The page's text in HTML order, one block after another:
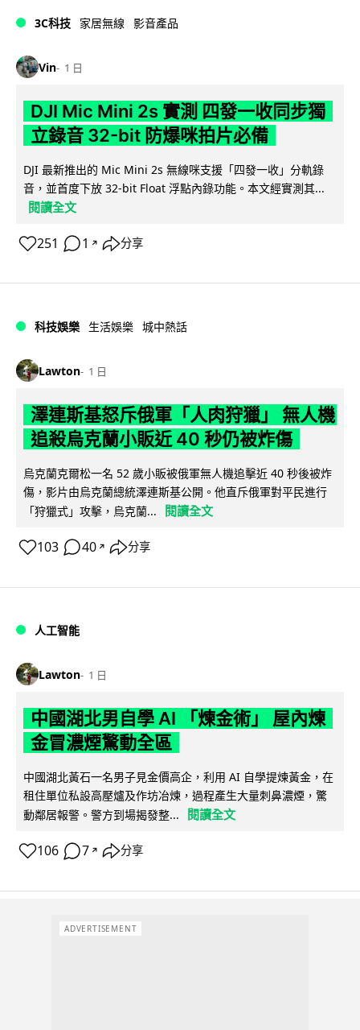
3C科技 家居無線 影音產品
Vin 1 日
DJI Mic Mini 2s 實測 四發一收同步獨
立錄音 32-bit 防爆咪拍片必備
DJI 最新推出的 Mic Mini 2s 無線咪支援「四發一收」分軌錄
音，並首度下放 32-bit Float 浮點內錄功能。本文經實測其...
閱讀全文
251 1 ↗ 分享
科技娛樂 生活娛樂 城中熱話
Lawton 1 日
澤連斯基怒斥俄軍「人肉狩獵」 無人機
追殺烏克蘭小販近 40 秒仍被炸傷
烏克蘭克爾松一名 52 歲小販被俄軍無人機追擊近 40 秒後被炸
傷，影片由烏克蘭總統澤連斯基公開。他直斥俄軍對平民進行
「狩獵式」攻擊，烏克蘭...
閱讀全文
103 40 ↗ 分享
人工智能
Lawton 1 日
中國湖北男自學 AI 「煉金術」 屋內煉
金冒濃煙驚動全區
中國湖北黃石一名男子見金價高企，利用 AI 自學提煉黃金，在
租住單位私設高壓爐及作坊冶煉，過程產生大量刺鼻濃煙，驚
動鄰居報警。警方到場揭發整...
閱讀全文
106 7 ↗ 分享
ADVERTISEMENT